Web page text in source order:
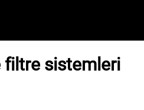
filtre sistemleri